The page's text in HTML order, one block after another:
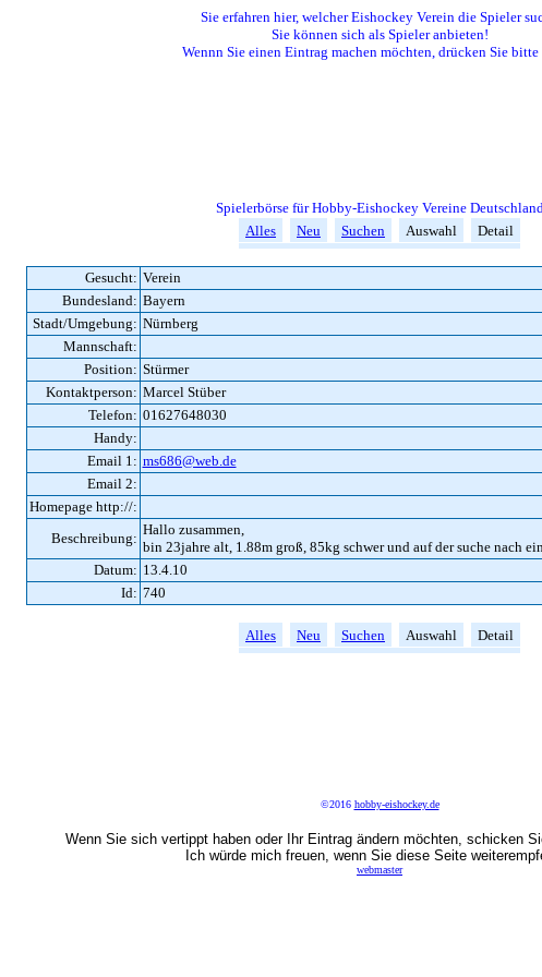
Sie erfahren hier, welcher Eishockey Verein die Spieler
Sie können sich als Spieler anbieten!
Wennn Sie einen Eintrag machen möchten, drücken Sie
Spielerbörse für Hobby-Eishockey Vereine
Alles
Neu Suchen Auswahl Detail
Gesucht: Verein
Bundesland: Bayern
Stadt/Umgebung: Nürnberg
Mannschaft:
Position: Stürmer
Kontaktperson: Marcel Stüber
Telefon: 01627648030
Handy:
Email 1: ms686@web.de
Email 2:
Homepage http://:
Beschreibung:
Hallo zusammen,
bin 23jahre alt, 1.88m groß, 85kg schwer und auf der suche nach
Datum: 13.4.10
Id: 740
Alles Neu Suchen Auswahl Detail
©2016 hobby-eishockey.de
Wenn Sie sich vertippt haben oder Ihr Eintrag ändern möchten, schicken
Ich würde mich freuen, wenn Sie diese Seite
webmaster